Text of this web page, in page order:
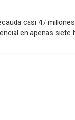
casi 47
en apenas siete